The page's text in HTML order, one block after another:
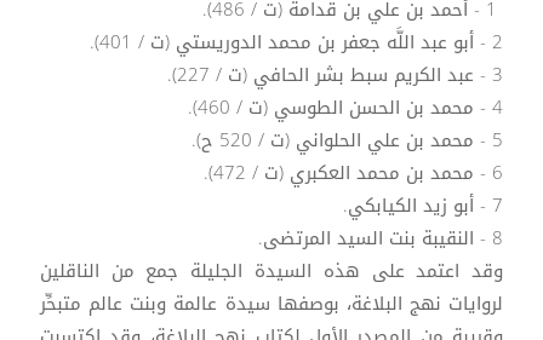
2 - أبو عبد اللَّه جعفر بن محمد الدوريستي (ت / 401).
3 - عبد الكريم سبط بشر الحافي (ت / 227).
4 - محمد بن الحسن الطوسي (ت / 460).
5 - محمد بن علي الحلواني (ت / 520 ح).
6 - محمد بن محمد العكبري (ت / 472).
7 - أبو زيد الكيابكي.
8 - النقيبة بنت السيد المرتضى.
وقد اعتمد على هذه السيدة الجليلة جمع من الناقلين
لروايات نهج البلاغة، بوصفها سيدة عالمة وبنت عالم متبحِّر